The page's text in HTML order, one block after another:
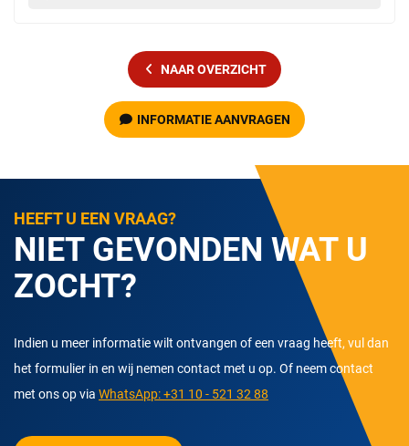
NAAR OVERZICHT
INFORMATIE AANVRAGEN
HEEFT U EEN VRAAG?
NIET GEVONDEN WAT U
ZOCHT?
Indien u meer informatie wilt ontvangen of een vraag heeft, vul dan
het formulier in en wij nemen contact met u op. Of neem contact
met ons op via WhatsApp: +31 10 - 521 32 88